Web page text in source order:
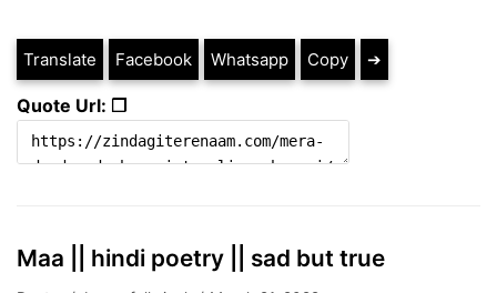
Translate Facebook Whatsapp Copy ➔
Quote Url: ❐
Maa || hindi poetry || sad but true